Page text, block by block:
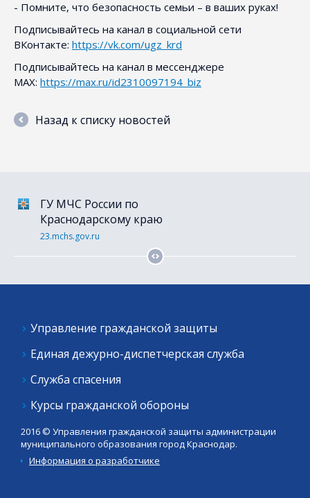
- Помните, что безопасность семьи – в ваших руках!
Подписывайтесь на канал в социальной сети
ВКонтакте: https://vk.com/ugz_krd
Подписывайтесь на канал в мессенджере
MAX: https://max.ru/id2310097194_biz
Назад к списку новостей
ГУ МЧС России по
Краснодарскому краю
23.mchs.gov.ru
Управление гражданской защиты
Единая дежурно-диспетчерская служба
Служба спасения
Курсы гражданской обороны
2016 © Управления гражданской защиты администрации
муниципального образования город Краснодар.
Информация о разработчике